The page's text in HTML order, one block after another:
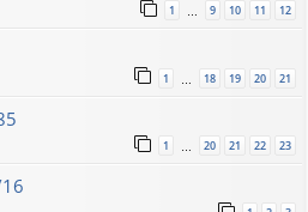
1 … 9 10 11 12
1 18 19 20 21
1 20 21 22 23